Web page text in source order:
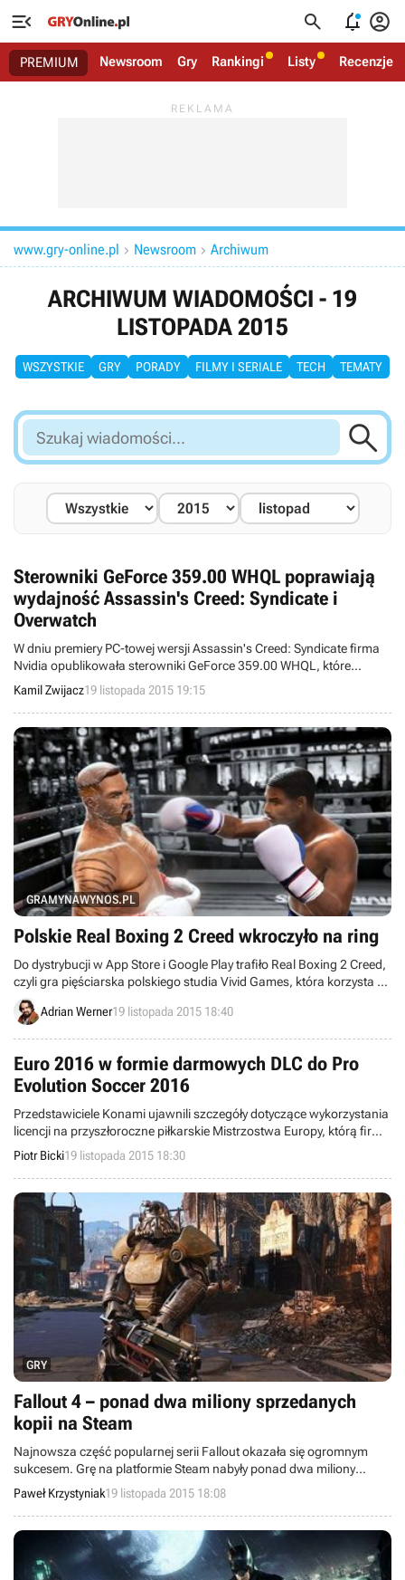
   
PREMIUM Newsroom Gry Rankingi Listy Recenzje
www.gry-online.pl  Newsroom  Archiwum
ARCHIWUM WIADOMOŚCI - 19
LISTOPADA 2015
WSZYSTKIE GRY PORADY FILMY I SERIALE TECH TEMATY
Szukaj
wiadomości...

Sterowniki GeForce 359.00 WHQL poprawiają
wydajność Assassin's Creed: Syndicate i
Overwatch
W dniu premiery PC-towej wersji Assassin's Creed: Syndicate firma
Nvidia opublikowała sterowniki GeForce 359.00 WHQL, które
poprawiają wydajność rzeczonej produkcji. To samo spotkało także
strzelankę Overwatch.
Kamil Zwijacz19 listopada 2015 19:15
GRAMYNAWYNOS.PL
Polskie Real Boxing 2 Creed wkroczyło na ring
Do dystrybucji w App Store i Google Play trafiło Real Boxing 2 Creed,
czyli gra pięściarska polskiego studia Vivid Games, która korzysta z
Adrian Werner19 listopada 2015 18:40
Euro 2016 w formie darmowych DLC do Pro
Evolution Soccer 2016
Przedstawiciele Konami ujawnili szczegóły dotyczące wykorzystania
licencji na przyszłoroczne piłkarskie Mistrzostwa Europy, którą firma
zdobyła w sierpniu. Zamiast zupełnie nowej gry otrzymamy pakiet
dodatków do Pro Evolution Soccer 2016, które będą dostępne za
darmo.
Piotr Bicki19 listopada 2015 18:30
GRY
Fallout 4 – ponad dwa miliony sprzedanych
kopii na Steam
Najnowsza część popularnej serii Fallout okazała się ogromnym
sukcesem. Grę na platformie Steam nabyły ponad dwa miliony
graczy.
Paweł Krzystyniak19 listopada 2015 18:08